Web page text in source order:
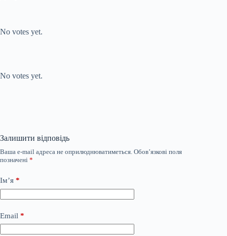
No votes yet.
No votes yet.
Залишити відповідь
Ваша e-mail адреса не оприлюднюватиметься. Обов’язкові поля
позначені *
Ім’я *
Email *